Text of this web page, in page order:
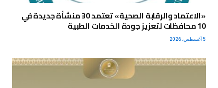
«الاعتماد والرقابة الصحية» تعتمد 30 منشأة جديدة في
10 محافظات لتعزيز جودة الخدمات الطبية
5 أغسطس، 2026